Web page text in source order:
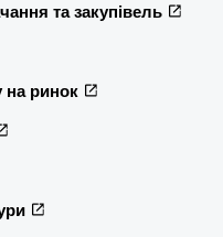
та закупівель
на ринок